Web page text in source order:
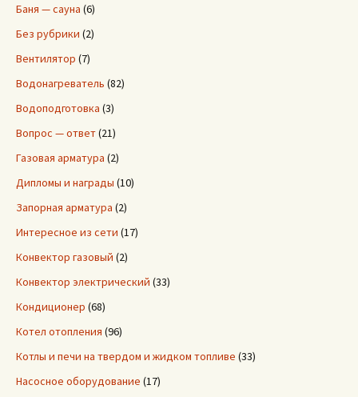
Баня — сауна (6)
Без рубрики (2)
Вентилятор (7)
Водонагреватель (82)
Водоподготовка (3)
Вопрос — ответ(21)
Газовая арматура (2)
Дипломы и награды (10)
Запорная арматура (2)
Интересное из сети (17)
Конвектор газовый (2)
Конвектор электрический (33)
Кондиционер (68)
Котел отопления (96)
Котлы и печи на твердом и жидком топливе (33)
Насосное оборудование (17)